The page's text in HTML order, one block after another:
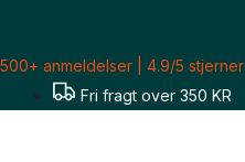
indholdet
500+ anmeldelser | 4.9/5 stjerner
Fri fragt over 350 KR